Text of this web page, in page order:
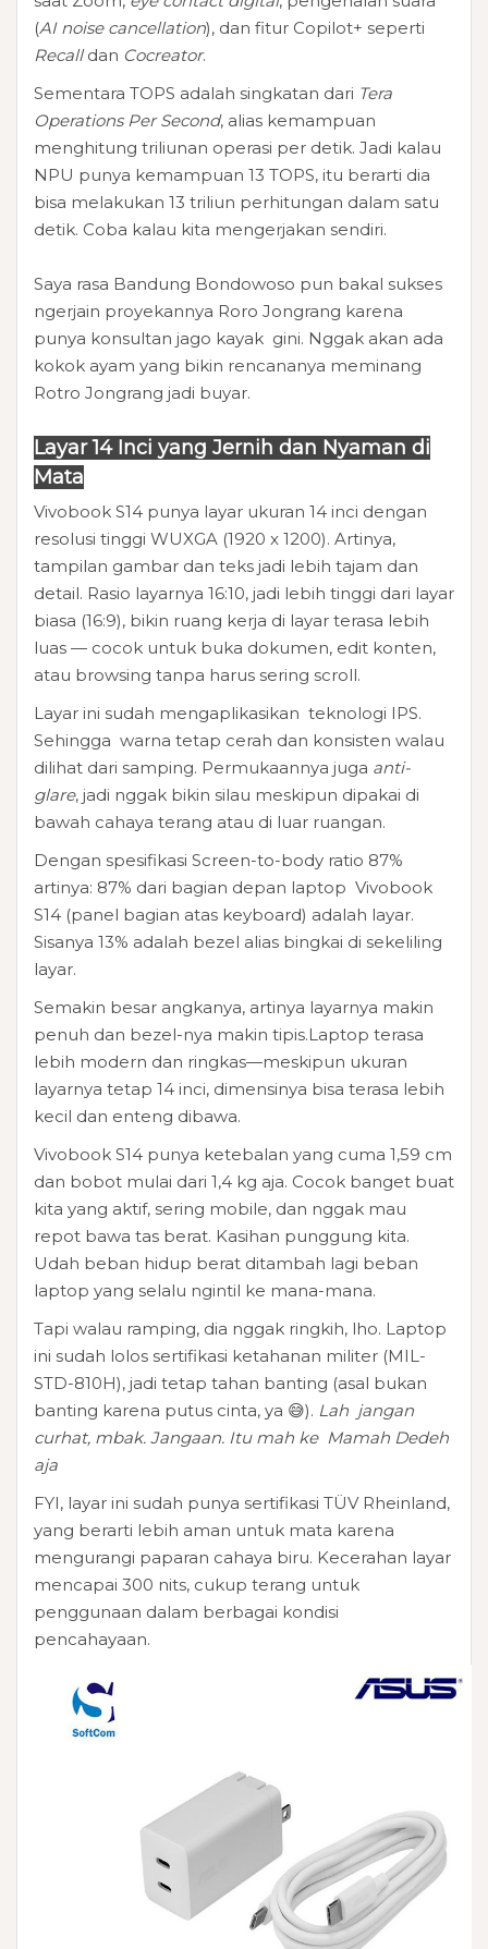
(AI noise cancellation), dan fitur Copilot+ seperti
Recalldan Cocreator.
Sementara TOPS adalah singkatan dari Tera
Operations Per Second, alias kemampuan
menghitung triliunan operasi per detik. Jadi kalau
NPU punya kemampuan 13 TOPS, itu berarti dia
bisa melakukan 13 triliun perhitungan dalam satu
detik. Coba kalau kita mengerjakan sendiri.
Saya rasa Bandung Bondowoso pun bakal sukses
ngerjain proyekannya Roro Jongrang karena
punya konsultan jago kayak gini. Nggak akan ada
kokok ayam yang bikin rencananya meminang
Rotro Jongrang jadi buyar.
Layar 14 Inci yang Jernih dan Nyaman di
Mata
Vivobook S14 punya layar ukuran 14 inci dengan
resolusi tinggi WUXGA (1920 x 1200). Artinya,
tampilan gambar dan teks jadi lebih tajam dan
detail. Rasio layarnya 16:10, jadi lebih tinggi dari layar
biasa (16:9), bikin ruang kerja di layar terasa lebih
luas — cocok untuk buka dokumen, edit konten,
atau browsing tanpa harus sering scroll.
Layar ini sudah mengaplikasikan teknologi IPS.
Sehingga warna tetap cerah dan konsisten walau
dilihat dari samping. Permukaannya juga anti-
glare, jadi nggak bikin silau meskipun dipakai di
bawah cahaya terang atau di luar ruangan.
Dengan spesifikasi Screen-to-body ratio 87%
artinya: 87% dari bagian depan laptop Vivobook
S14 (panel bagian atas keyboard) adalah layar.
Sisanya 13% adalah bezel alias bingkai di sekeliling
layar.
Semakin besar angkanya, artinya layarnya makin
penuh dan bezel-nya makin tipis.Laptop terasa
lebih modern dan ringkas—meskipun ukuran
layarnya tetap 14 inci, dimensinya bisa terasa lebih
kecil dan enteng dibawa.
Vivobook S14 punya ketebalan yang cuma 1,59 cm
dan bobot mulai dari 1,4 kg aja. Cocok banget buat
kita yang aktif, sering mobile, dan nggak mau
repot bawa tas berat. Kasihan punggung kita.
Udah beban hidup berat ditambah lagi beban
laptop yang selalu ngintil ke mana-mana.
Tapi walau ramping, dia nggak ringkih, lho. Laptop
ini sudah lolos sertifikasi ketahanan militer (MIL-
STD-810H), jadi tetap tahan banting (asal bukan
banting karena putus cinta, ya 😅). Lah jangan
curhat, mbak. Jangaan. Itu mah ke Mamah Dedeh
aja
FYI, layar ini sudah punya sertifikasi TÜV Rheinland,
yang berarti lebih aman untuk mata karena
mengurangi paparan cahaya biru. Kecerahan layar
mencapai 300 nits, cukup terang untuk
penggunaan dalam berbagai kondisi
pencahayaan.